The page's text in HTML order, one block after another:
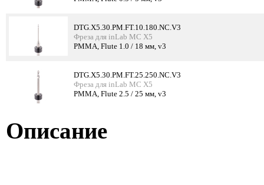
DTG.X5.30.PM.FT.10.180.NC.V3
Фреза для inLab MC X5
PMMA, Flute 1.0 / 18 мм, v3
DTG.X5.30.PM.FT.25.250.NC.V3
Фреза для inLab MC X5
PMMA, Flute 2.5 / 25 мм, v3
Описание